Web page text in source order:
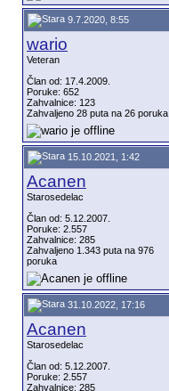
9.7.2020, 8:55
wario
Veteran
Član od: 17.4.2009.
Poruke: 652
Zahvalnice: 123
Zahvaljeno 28 puta na 26 poruka
15.10.2021, 1:42
Acanen
Starosedelac
Član od: 5.12.2007.
Poruke: 2.557
Zahvalnice: 285
Zahvaljeno 1.343 puta na 976
poruka
31.10.2022, 17:16
Acanen
Starosedelac
Član od: 5.12.2007.
Poruke: 2.557
Zahvalnice: 285